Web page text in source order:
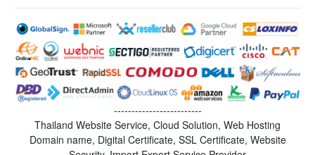
-------------------------
Thailand Website Service, Cloud Solution, Web Hosting
Domain name, Digital Certificate, SSL Certificate, Website